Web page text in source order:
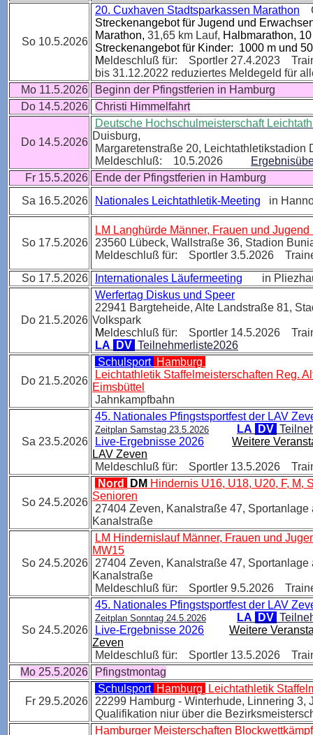
So 10.5.2026
20. Cuxhaven Stadtsparkassen Marathon
Streckenangebot für Jugend und
Marathon, 31,65 km Lauf, Halbmarathon,
Streckenangebot für Kinder: 1000 m und
Meldeschluß für: Sportler 27.4.2023
bis 31.12.2022 reduziertes Meldegeld für
Mo 11.5.2026
Beginn der Pfingstferien in Hamburg
Do 14.5.2026 Christi Himmelfahrt
Do 14.5.2026
Deutsche Hochschulmeisterschaft
Duisburg,
Margaretenstraße 20, Leichtathletikstadion
Meldeschluß: 10.5.2026
Fr 15.5.2026
Ende der Pfingstferien in Hamburg
Sa 16.5.2026
Nationales Leichtathletik-Meeting in
So 17.5.2026
LM Langhürde Männer, Frauen und
23560 Lübeck, Wallstraße 36, Stadion
Meldeschluß für: Sportler 3.5.2026
So 17.5.2026
Internationales Läufermeeting in
Do 21.5.2026
Werfertag Diskus und Speer
22941 Bargteheide, Alte Landstraße 81,
Volkspark
Meldeschluß für: Sportler 14.5.2026
LA
DV Teilnehmerliste2026
Do 21.5.2026
Schulsport Hamburg
Leichtathletik Staffelmeisterschaften Reg.
Eimsbüttel
Jahnkampfbahn
Sa 23.5.2026
45. Nationales Pfingstsportfest der LAV
Zeitplan Samstag 23.5.2026 LA DV
Live-Ergebnisse 2026
Weitere
LAV Zeven
Meldeschluß für: Sportler 13.5.2026
So 24.5.2026
Nord DM Hindernis U16, U18, U20, F, M,
Senioren
27404 Zeven, Kanalstraße 47, Sportanlage
Kanalstraße
So 24.5.2026
LM Hindernislauf Männer, Frauen und
MW15
27404 Zeven, Kanalstraße 47, Sportanlage
Kanalstraße
Meldeschluß für: Sportler 9.5.2026
So 24.5.2026
45. Nationales Pfingstsportfest der LAV
Zeitplan Sonntag 24.5.2026 LA DV
Live-Ergebnisse 2026
Weitere
Zeven
Meldeschluß für: Sportler 13.5.2026
Mo 25.5.2026
Pfingstmontag
Fr 29.5.2026
Schulsport Hamburg
Leichtathletik
22299 Hamburg - Winterhude, Linnering 3,
Qualifikation niur über die
Hamburger Meisterschaften